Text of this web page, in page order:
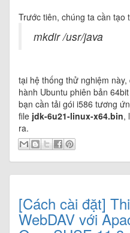
Trước tiên, chúng ta cần tạo
mkdir /usr/java
tại hệ thống thử nghiệm
hành Ubuntu phiên bản
bạn cần tải gói i586 tương
file jdk-6u21-linux-x64.bin,
ra.
[Cách cài đặt]
WebDAV với